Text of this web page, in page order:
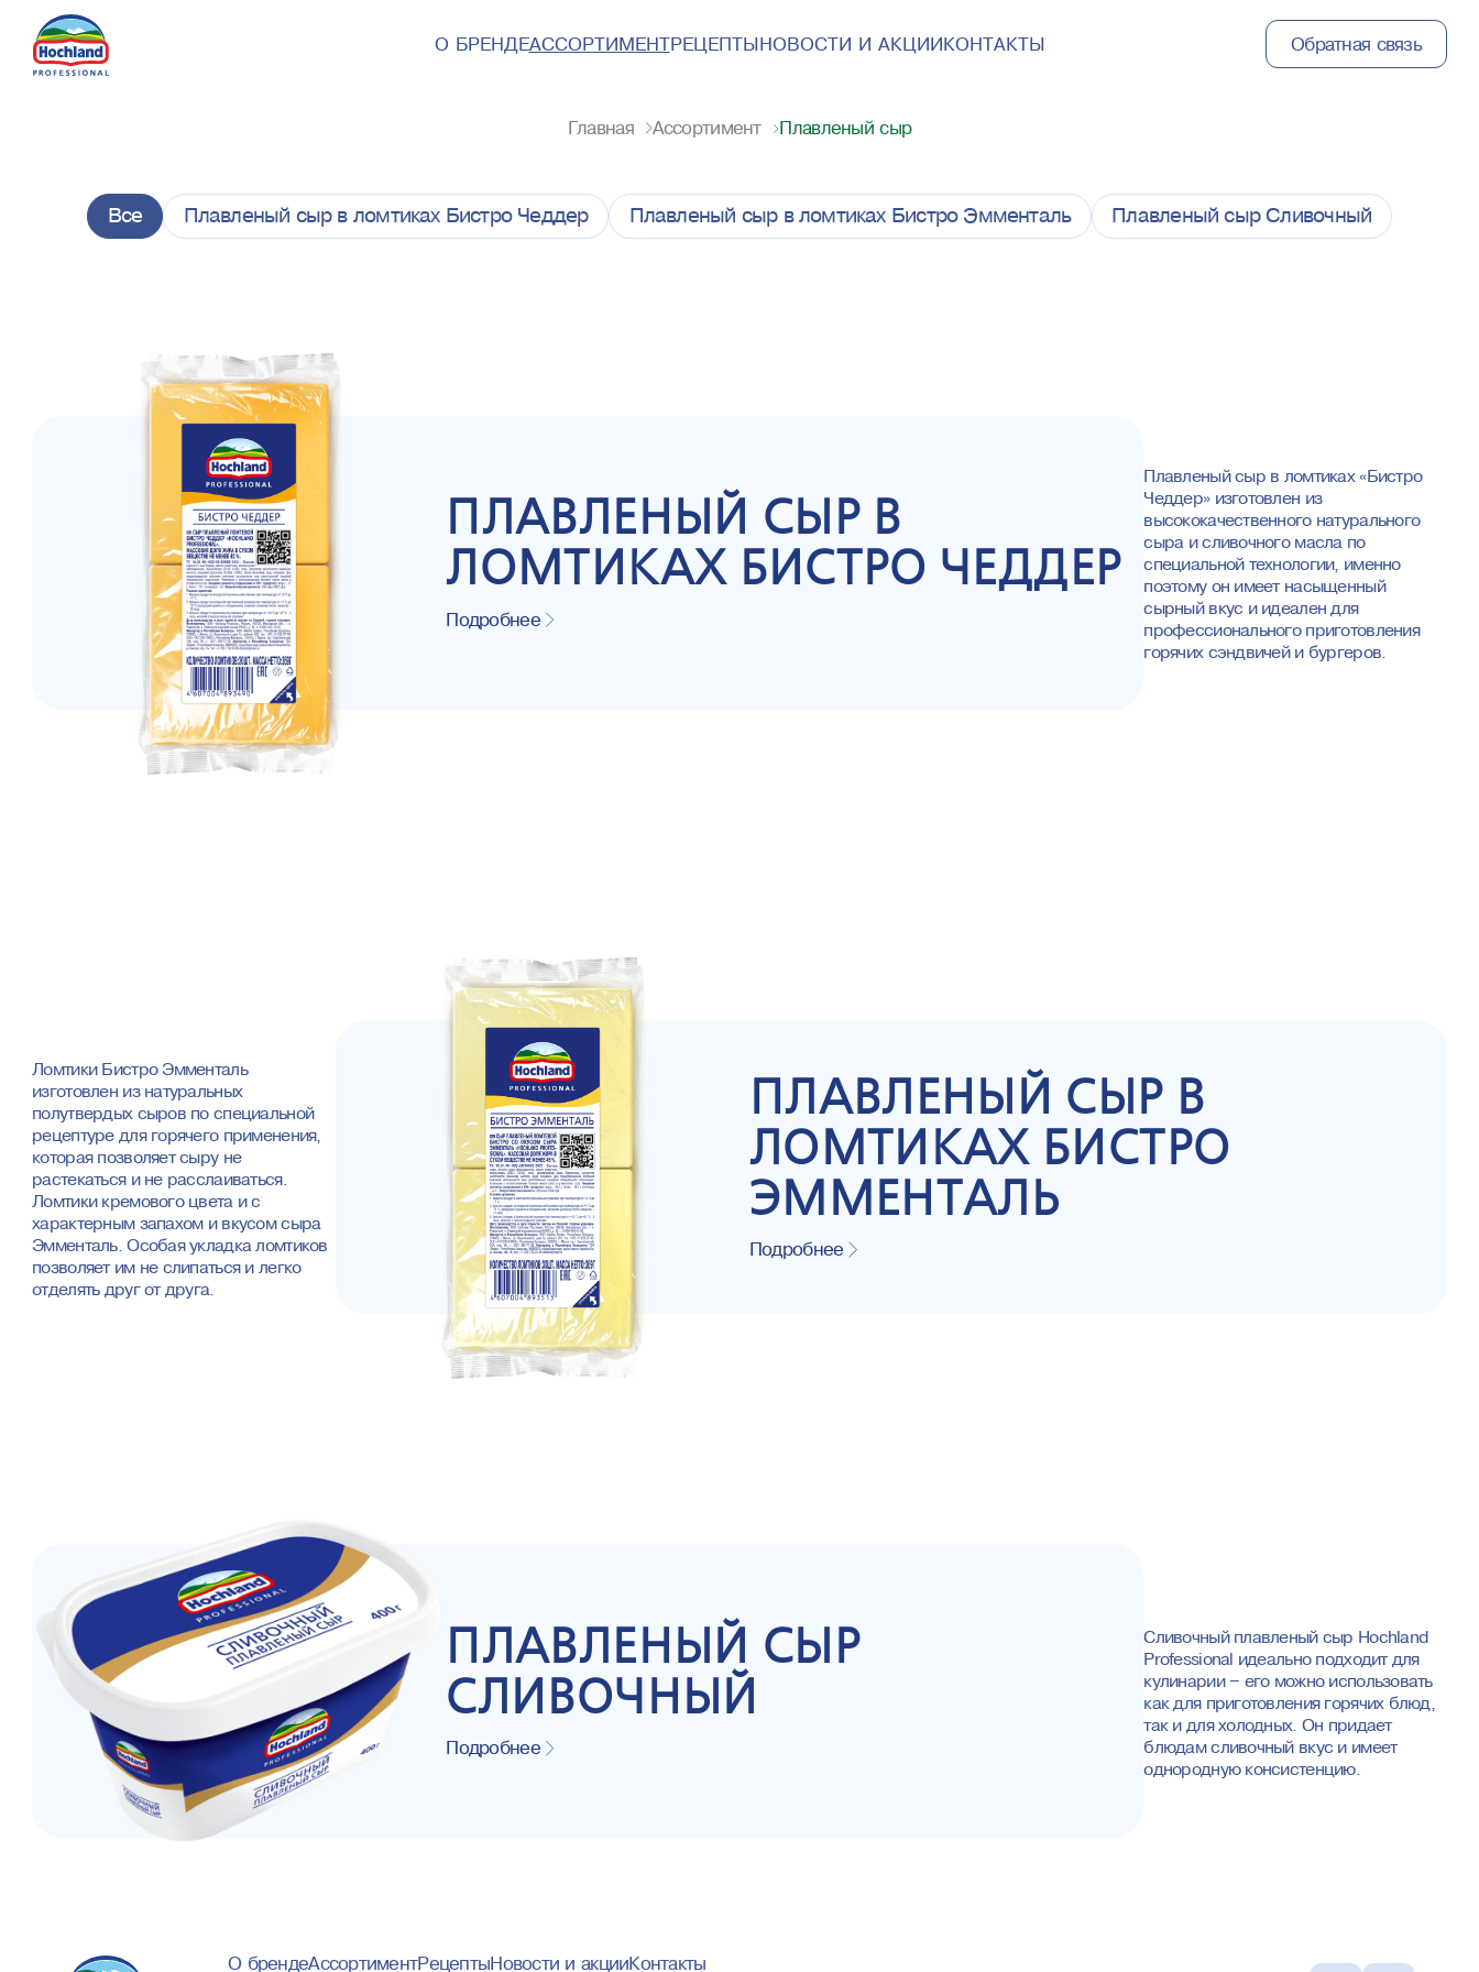
О БРЕНДЕАССОРТИМЕНТРЕЦЕПТЫНОВОСТИ И АКЦИИКОНТАКТЫ Обратная связь
Главная Ассортимент Плавленый сыр
Все Плавленый сыр в ломтиках Бистро Чеддер Плавленый сыр в ломтиках Бистро Эмменталь Плавленый сыр Сливочный
ПЛАВЛЕНЫЙ СЫР В
ЛОМТИКАХ БИСТРО ЧЕДДЕР
Подробнее
Плавленый сыр в ломтиках «Бистро
Чеддер» изготовлен из
высококачественного натурального
сыра и сливочного масла по
специальной технологии, именно
поэтому он имеет насыщенный
сырный вкус и идеален для
профессионального приготовления
горячих сэндвичей и бургеров.
Ломтики Бистро Эмменталь
изготовлен из натуральных
полутвердых сыров по специальной
рецептуре для горячего применения,
которая позволяет сыру не
растекаться и не расслаиваться.
Ломтики кремового цвета и с
характерным запахом и вкусом сыра
Эмменталь. Особая укладка ломтиков
позволяет им не слипаться и легко
отделять друг от друга.
ПЛАВЛЕНЫЙ СЫР В
ЛОМТИКАХ БИСТРО
ЭММЕНТАЛЬ
Подробнее
ПЛАВЛЕНЫЙ СЫР
СЛИВОЧНЫЙ
Подробнее
Сливочный плавленый сыр Hochland
Professional идеально подходит для
кулинарии – его можно использовать
как для приготовления горячих блюд,
так и для холодных. Он придает
блюдам сливочный вкус и имеет
однородную консистенцию.
О брендеАссортиментРецептыНовости и акцииКонтакты